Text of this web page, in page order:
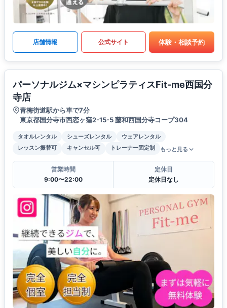
店舗情報 公式サイト 体験・相談予約
パーソナルジム×マシンピラティスFit-me西国分
寺店
青梅街道駅から車で7分
東京都国分寺市西恋ヶ窪2-15-5 藤和西国分寺コープ304
タオルレンタル シューズレンタル
ウェアレンタル
レッスン振替可
キャンセル可 トレーナー固定制 もっと見る
営業時間
9:00〜22:00
定休日
定休日なし